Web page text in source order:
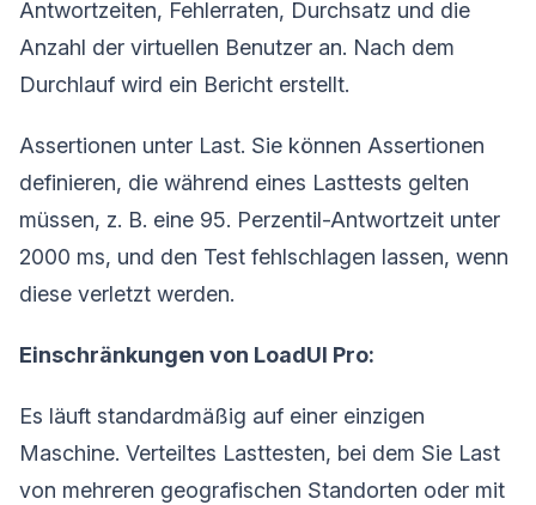
Antwortzeiten, Fehlerraten, Durchsatz und die
Anzahl der virtuellen Benutzer an. Nach dem
Durchlauf wird ein Bericht erstellt.
Assertionen unter Last. Sie können Assertionen
definieren, die während eines Lasttests gelten
müssen, z. B. eine 95. Perzentil-Antwortzeit unter
2000 ms, und den Test fehlschlagen lassen, wenn
diese verletzt werden.
Einschränkungen von LoadUI Pro:
Es läuft standardmäßig auf einer einzigen
Maschine. Verteiltes Lasttesten, bei dem Sie Last
von mehreren geografischen Standorten oder mit